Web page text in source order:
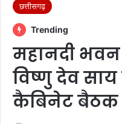
छत्तीसगढ़
Trending
महानदी
विष्णु देव
कैबिनेट